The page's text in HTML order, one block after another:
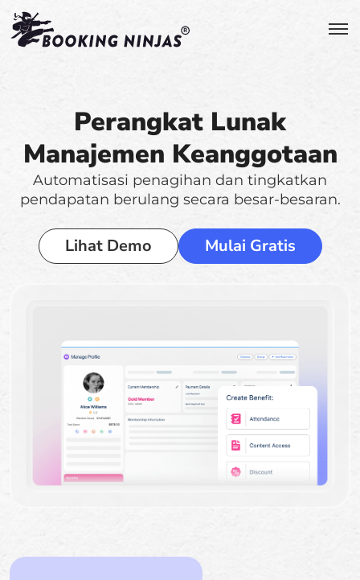
Perangkat Lunak
Manajemen Keanggotaan
Automatisasi penagihan dan tingkatkan
pendapatan berulang secara besar-besaran.
Lihat Demo Mulai Gratis